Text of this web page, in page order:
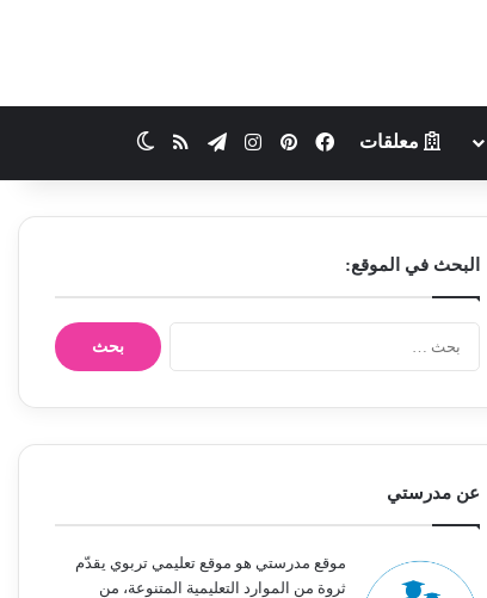
معلقات فيسبوكبينتيريستانستقرامتيلقرامملخص الموقع RSS
البحث في الموقع:
ح
عن مدرستي
موقع مدرستي هو موقع تعليمي تربوي يقدّم
ثروة من الموارد التعليمية المتنوعة، من